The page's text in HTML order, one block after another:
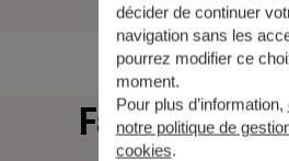
Faitesune
décider de continuer
navigation sans les
pourrez modifier ce
moment.
Pour plus d’information,
notre politique de
cookies.